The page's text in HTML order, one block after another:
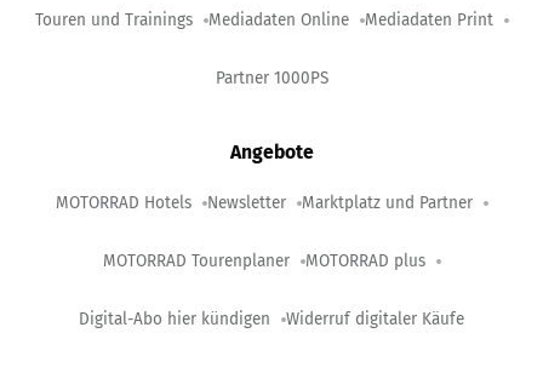
Touren und Trainings Mediadaten Online Mediadaten Print
Partner 1000PS
Angebote
MOTORRAD Hotels Newsletter Marktplatz und Partner
MOTORRAD Tourenplaner MOTORRAD plus
Digital-Abo hier kündigen Widerruf digitaler Käufe